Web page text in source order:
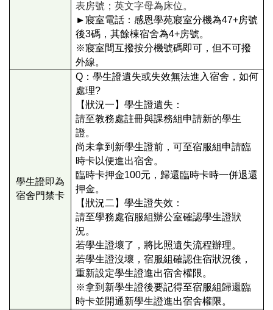
表房號；英文字母為床位。
►寢室電話：感恩學苑寢室分機為47+房號
後3碼，其餘棟宿舍為4+房號。
※寢室間互撥按分機號碼即可，但不可撥
外線。
學生證即為
宿舍門禁卡
Q：學生證遺失或失效無法進入宿舍，如何
處理?
【狀況一】學生證遺失：
請至教務處註冊與課務組申請新的學生
證。
尚未拿到新學生證前，可至宿服組申請臨
時卡以便進出宿舍。
臨時卡押金100元，歸還臨時卡時一併退還
押金。
【狀況二】學生證失效：
請至學務處宿服組辦公室確認學生證狀
況。
若學生證壞了，將比照遺失流程辦理。
若學生證沒壞，宿服組確認住宿狀況後，
重新設定學生證進出宿舍權限。
※拿到新學生證後要記得至宿服組歸還臨
時卡並開通新學生證進出宿舍權限。